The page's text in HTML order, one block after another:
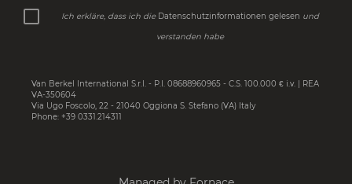
Ich erkläre, dass ich die Datenschutzinformationen gelesen und
verstanden habe
Van Berkel International S.r.l. - P.I. 08688960965 - C.S. 100.000 € i.v. | REA
VA-350604
Via Ugo Foscolo, 22 - 21040 Oggiona S. Stefano (VA) Italy
Phone: +39 0331.214311